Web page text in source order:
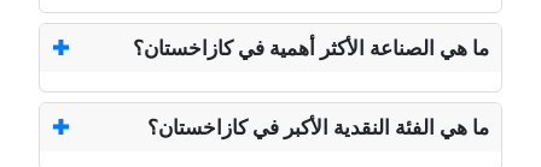
ما هي الصناعة الأكثر أهمية في كازاخستان؟
ما هي الفئة النقدية الأكبر في كازاخستان؟